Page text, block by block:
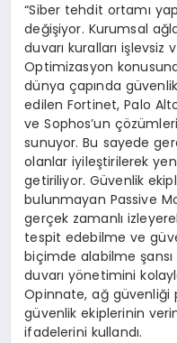
“Siber tehdit ortamı
değişiyor. Kurumsal
duvarı kuralları
Optimizasyon
dünya çapında
edilen Fortinet, Palo
ve Sophos’un
sunuyor. Bu sayede
olanlar iyileştirilerek
getiriliyor. Güvenlik
bulunmayan Passive
gerçek zamanlı
tespit edebilme ve
biçimde alabilme şansı
duvarı yönetimini
Opinnate, ağ güvenliği
güvenlik ekiplerinin
ifadelerini kullandı.